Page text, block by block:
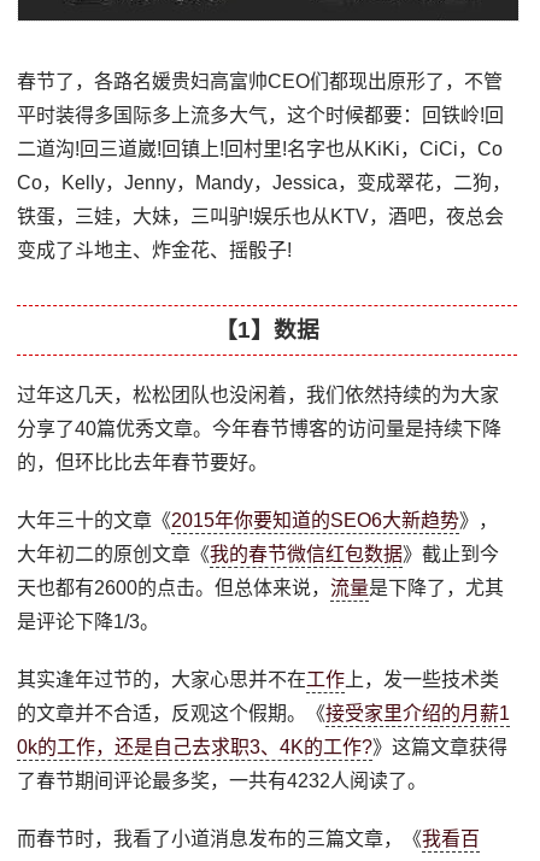
春节了，各路名媛贵妇高富帅CEO们都现出原形了，不管
平时装得多国际多上流多大气，这个时候都要：回铁岭!回
二道沟!回三道崴!回镇上!回村里!名字也从KiKi，CiCi，Co
Co，Kelly，Jenny，Mandy，Jessica，变成翠花，二狗，
铁蛋，三娃，大妹，三叫驴!娱乐也从KTV，酒吧，夜总会
变成了斗地主、炸金花、摇骰子!
【1】数据
过年这几天，松松团队也没闲着，我们依然持续的为大家
分享了40篇优秀文章。今年春节博客的访问量是持续下降
的，但环比比去年春节要好。
大年三十的文章《2015年你要知道的SEO6大新趋势》，
大年初二的原创文章《我的春节微信红包数据》截止到今
天也都有2600的点击。但总体来说，流量是下降了，尤其
是评论下降1/3。
其实逢年过节的，大家心思并不在工作上，发一些技术类
的文章并不合适，反观这个假期。《接受家里介绍的月薪1
0k的工作，还是自己去求职3、4K的工作?》这篇文章获得
了春节期间评论最多奖，一共有4232人阅读了。
而春节时，我看了小道消息发布的三篇文章，《我看百